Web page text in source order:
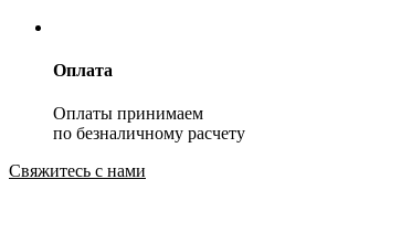
Оплата
Оплаты принимаем
по безналичному расчету
Свяжитесь с нами